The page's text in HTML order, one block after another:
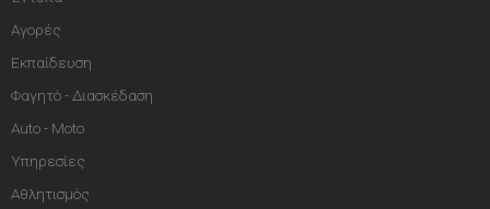
Αγορές
Εκπαίδευση
Φαγητό - Διασκέδαση
Auto - Moto
Υπηρεσίες
Αθλητισμός